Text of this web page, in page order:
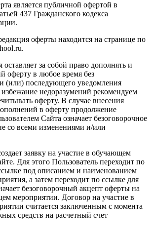
является публичной офертой в
437 Гражданского кодекса
оферты находится на странице по
за собой право дополнять и
оферту в любое время без
(или) последующего уведомления
недоразумений рекомендуем
оферту. В случае внесения
в оферту продолжение
Сайта означает безоговорочное
со всеми изменениями и/или
заявку на участие в обучающем
Для этого Пользователь переходит по
под описанием и наименованием
а затем переходит по ссылке для
безоговорочный акцепт оферты на
мероприятии. Договор на участие в
считается заключенным с момента
средств на расчетный счет